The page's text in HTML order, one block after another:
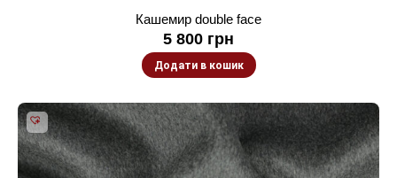
Кашемир double face
5 800 грн
Додати в кошик